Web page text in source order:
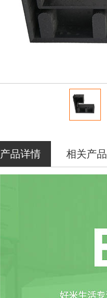
产品详情 相关产品